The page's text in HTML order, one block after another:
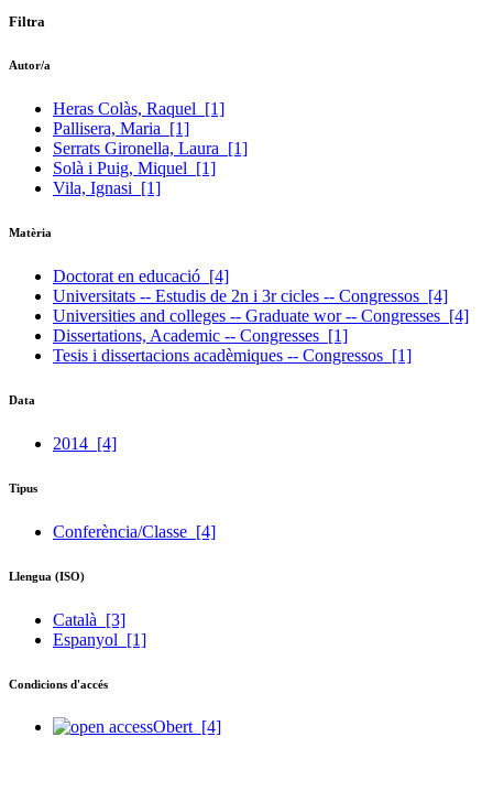
Filtra
Autor/a
Heras Colàs, Raquel [1]
Pallisera, Maria [1]
Serrats Gironella, Laura [1]
Solà i Puig, Miquel [1]
Vila, Ignasi [1]
Matèria
Doctorat en educació [4]
Universitats -- Estudis de 2n i 3r cicles -- Congressos [4]
Universities and colleges -- Graduate wor -- Congresses [4]
Dissertations, Academic -- Congresses [1]
Tesis i dissertacions acadèmiques -- Congressos [1]
Data
2014 [4]
Tipus
Conferència/Classe [4]
Llengua (ISO)
Català [3]
Espanyol [1]
Condicions d'accés
Obert [4]